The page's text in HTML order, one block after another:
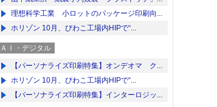
理想科学工業 小ロットのパッケージ印刷向...
ホリゾン 10月、びわこ工場内HIPで“...
ＡＩ・デジタル
【パーソナライズ印刷特集】オンデオマ ク...
ホリゾン 10月、びわこ工場内HIPで“...
【パーソナライズ印刷特集】インターロジッ...